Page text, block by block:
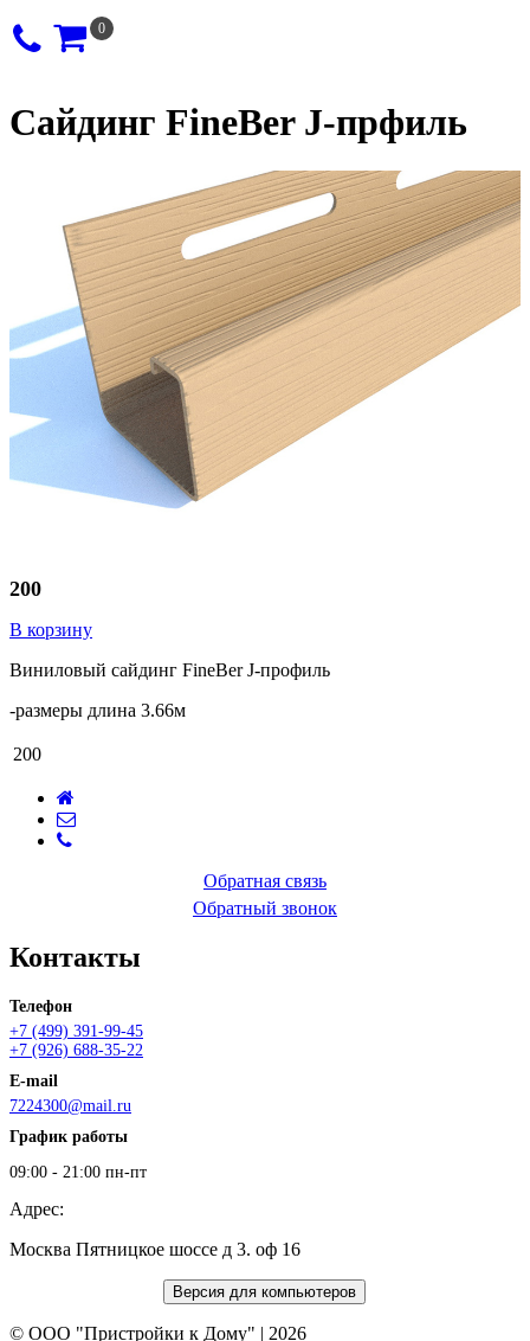
0
Сайдинг FineBer J-прфиль
200
В корзину
Виниловый сайдинг FineBer J-профиль
-размеры длина 3.66м
200
Обратная связь
Обратный звонок
Контакты
Телефон
+7 (499) 391-99-45
+7 (926) 688-35-22
E-mail
7224300@mail.ru
График работы
09:00 - 21:00 пн-пт
Адрес:
Москва Пятницкое шоссе д 3. оф 16
© ООО "Пристройки к Дому" | 2026